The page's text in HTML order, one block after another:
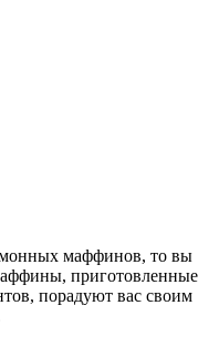
маффинов, то вы
приготовленные
порадуют вас своим